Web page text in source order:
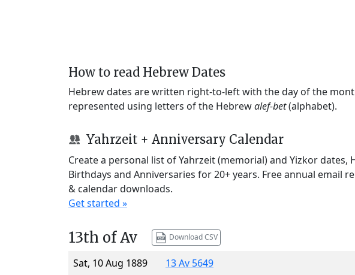
How to read Hebrew Dates
Hebrew dates are written right-to-left with the day of the
represented using letters of the Hebrewalef-bet(alphabet).
Yahrzeit + Anniversary Calendar
Create a personal list of Yahrzeit (memorial) and Yizkor dates,
Birthdays and Anniversaries for 20+ years. Free annual email
& calendar downloads.
Get started »
13th of Av Download CSV
Sat, 10 Aug 1889
13 Av 5649